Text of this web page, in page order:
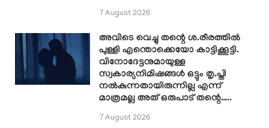
7 August 2026
അവിടെ വെച്ചു തന്റെ ശ.രീരത്തിൽ
പുള്ളി എന്തൊക്കെയോ കാട്ടിക്കൂട്ടി.
വിനോദേട്ടനുമായുള്ള
സ്വകാര്യനിമിഷങ്ങൾ ഒട്ടും തൃ.പ്തി
നൽകുന്നതായിരുന്നില്ല എന്ന്
മാത്രമല്ല അത് ഒരുപാട് തന്റെ…..
7 August 2026